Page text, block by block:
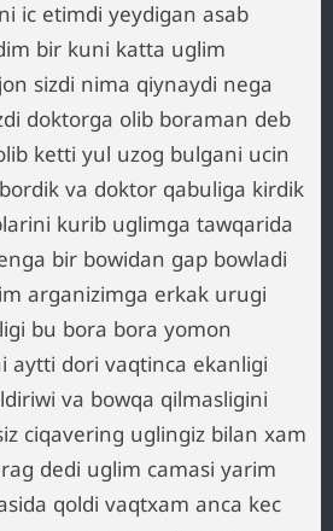
ic etimdi yeydigan asab
bir kuni katta uglim
sizdi nima qiynaydi nega
doktorga olib boraman deb
ketti yul uzog bulgani ucin
va doktor qabuliga kirdik
kurib uglimga tawqarida
bir bowidan gap bowladi
arganizimga erkak urugi
bu bora bora yomon
aytti dori vaqtinca ekanligi
va bowqa qilmasligini
ciqavering uglingiz bilan xam
dedi uglim camasi yarim
qoldi vaqtxam anca kec